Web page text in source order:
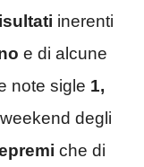
inerenti
e di alcune
note sigle 1,
degli
che di